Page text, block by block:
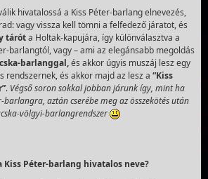
hivatalossá a Kiss Péter-barlang elnevezés,
vagy vissza kell tömni a felfedező járatot, és
táróta Holtak-kapujára, így különválasztva a
barlangtól, vagy – ami az elegánsabb megoldás
barlanggal,és akkor úgyis muszáj lesz egy
rendszernek, és akkor majd az lesz a “Kiss
. Végső soron sokkal jobban járunk így, mint ha
barlangra, aztán cserébe meg az összekötés után
völgyi-barlangrendszer
Kiss Péter-barlang hivatalos neve?